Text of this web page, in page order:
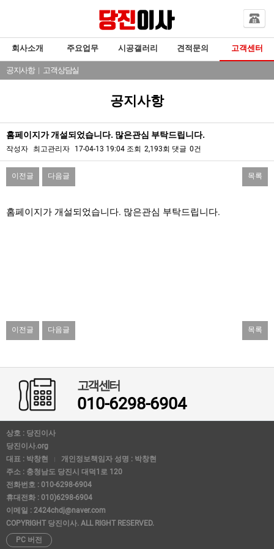
회사소개 주요업무 시공갤러리 견적문의 고객센터
공지사항| 고객상담실
공지사항
홈페이지가 개설되었습니다. 많은관심 부탁드립니다.
작성자 최고관리자 17-04-13 19:04 조회 2,193회 댓글 0건
이전글 다음글 목록
홈페이지가 개설되었습니다. 많은관심 부탁드립니다.
이전글 다음글 목록
고객센터
010-6298-6904
상호 : 당진이사
당진이사.org
대표 : 박창현
개인정보책임자 성명 : 박창현
주소 : 충청남도 당진시 대덕1로 120
전화번호 : 010-6298-6904
휴대전화 : 010)6298-6904
이메일 : 2424chdj@naver.com
COPYRIGHT 당진이사. ALL RIGHT RESERVED.
PC 버전